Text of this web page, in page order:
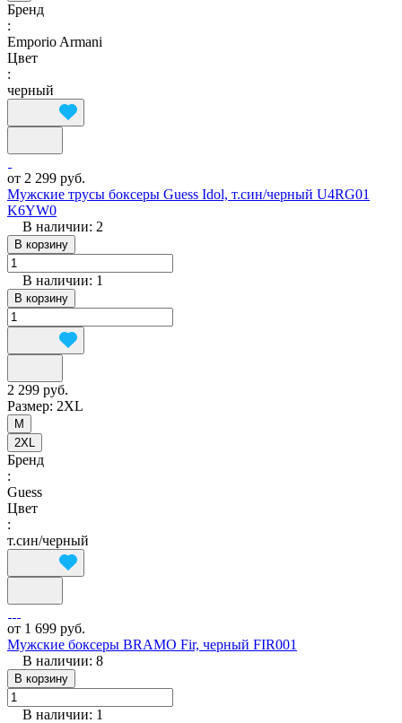
Бренд
:
Emporio Armani
Цвет
:
черный
от 2 299 руб.
Мужские трусы боксеры Guess Idol, т.син/черный U4RG01
K6YW0
В наличии: 2
В корзину
В наличии: 1
В корзину
2 299 руб.
Размер: 2XL
M
2XL
Бренд
:
Guess
Цвет
:
т.син/черный
от 1 699 руб.
Мужские боксеры BRAMO Fir, черный FIR001
В наличии: 8
В корзину
В наличии: 1